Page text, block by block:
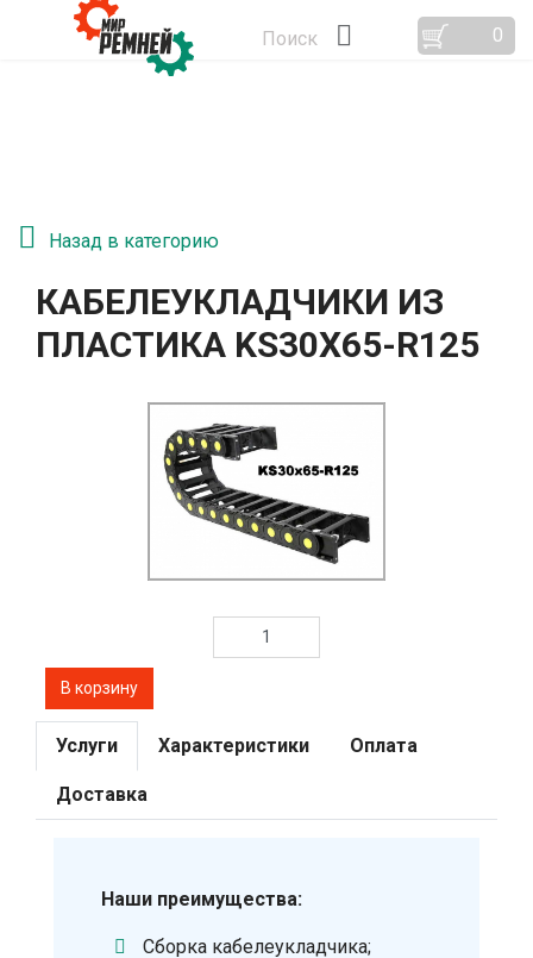
Поиск 0
Назад в категорию
КАБЕЛЕУКЛАДЧИКИ ИЗ
ПЛАСТИКА KS30Х65-R125
Услуги Характеристики Оплата
Доставка
Наши преимущества:
Сборка кабелеукладчика;